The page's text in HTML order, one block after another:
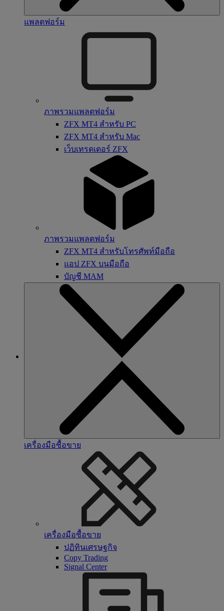
แพลตฟอร์ม
ภาพรวมแพลตฟอร์ม
ZFX MT4 สำหรับ PC
ZFX MT4 สำหรับ Mac
เว็บเทรดเดอร์ ZFX
ภาพรวมแพลตฟอร์ม
ZFX MT4 สำหรับโทรศัพท์มือถือ
แอป ZFX บนมือถือ
บัญชี MAM
เครื่องมือซื้อขาย
เครื่องมือซื้อขาย
ปฏิทินเศรษฐกิจ
Copy Trading
Signal Center